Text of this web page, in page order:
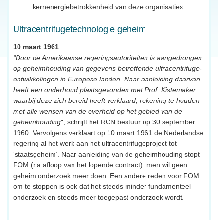
kernenergiebetrokkenheid van deze organisaties
Ultracentrifugetechnologie geheim
10 maart 1961
“Door de Amerikaanse regeringsautoriteiten is aangedrongen
op geheimhouding van gegevens betreffende ultracentrifuge-
ontwikkelingen in Europese landen. Naar aanleiding daarvan
heeft een onderhoud plaatsgevonden met Prof. Kistemaker
waarbij deze zich bereid heeft verklaard, rekening te houden
met alle wensen van de overheid op het gebied van de
geheimhouding“, schrijft het RCN bestuur op 30 september
1960. Vervolgens verklaart op 10 maart 1961 de Nederlandse
regering al het werk aan het ultracentrifugeproject tot
‘staatsgeheim’. Naar aanleiding van de geheimhouding stopt
FOM (na afloop van het lopende contract): men wil geen
geheim onderzoek meer doen. Een andere reden voor FOM
om te stoppen is ook dat het steeds minder fundamenteel
onderzoek en steeds meer toegepast onderzoek wordt.